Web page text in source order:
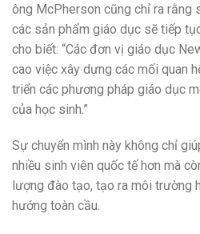
ông McPherson cũng chỉ ra rằng
các sản phẩm giáo dục sẽ tiếp
cho biết: “Các đơn vị giáo dục
cao việc xây dựng các mối quan
triển các phương pháp giáo dục
của học sinh.”
Sự chuyển mình này không chỉ
nhiều sinh viên quốc tế hơn mà
lượng đào tạo, tạo ra môi trường
hướng toàn cầu.